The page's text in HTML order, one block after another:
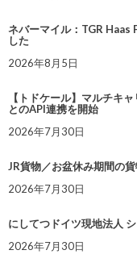
ネバーマイル：TGR Haas
した
2026年8月5日
【トドケール】マルチキ
とのAPI連携を開始
2026年7月30日
JR貨物／お盆休み期間の
2026年7月30日
にしてつドイツ現地法人
2026年7月30日